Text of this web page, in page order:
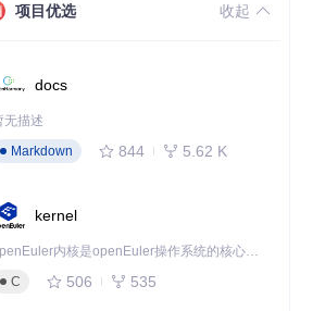
项目优选 收起
docs
无描述
Markdown
844 5.62 K
kernel
openEuler内核是openEuler操作系统的核心，既是系统性能与稳定性的基石，也是连接处理器、设备与服务的桥梁。
C
506 535